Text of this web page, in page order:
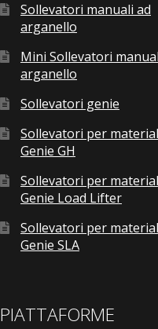
Sollevatori manuali ad
arganello
Mini Sollevatori
arganello
Sollevatori genie
Sollevatori per
Genie GH
Sollevatori per
Genie Load Lifter
Sollevatori per
Genie SLA
PIATTAFORME